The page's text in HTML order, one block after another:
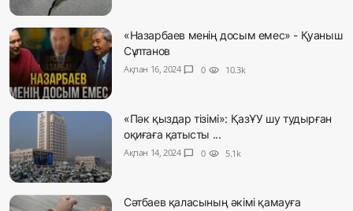
«Назарбаев менің досым емес» - Қуаныш
Сұлтанов
Ақпан 16, 2024 chat_bubble 0 visibility 10.3k
«Пәк қыздар тізімі»: ҚазҰУ шу тудырған
оқиғаға қатысты ...
Ақпан 14, 2024 chat_bubble 0 visibility 5.1k
Сәтбаев қаласының әкімі қамауға